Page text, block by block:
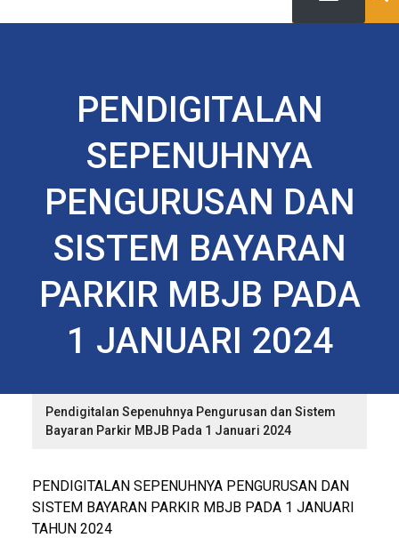
PENDIGITALAN
SEPENUHNYA
PENGURUSAN DAN
SISTEM BAYARAN
PARKIR MBJB PADA
1 JANUARI 2024
Pendigitalan Sepenuhnya Pengurusan dan Sistem
Bayaran Parkir MBJB Pada 1 Januari 2024
PENDIGITALAN SEPENUHNYA PENGURUSAN DAN
SISTEM BAYARAN PARKIR MBJB PADA 1 JANUARI
TAHUN 2024